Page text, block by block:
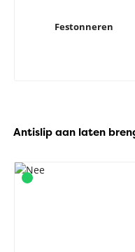
Festonneren
Antislip aan laten